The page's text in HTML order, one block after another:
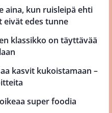
aina, kun ruisleipä ehti
eivät edes tunne
klassikko on täyttävää
kasvit kukoistamaan –
super foodia